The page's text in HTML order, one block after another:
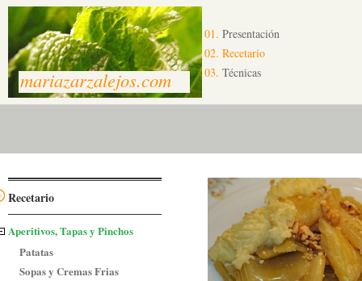
mariazarzalejos.com
01. Presentación
02. Recetario
03. Técnicas
Recetario
Aperitivos, Tapas y Pinchos
Patatas
Sopas y Cremas Frias